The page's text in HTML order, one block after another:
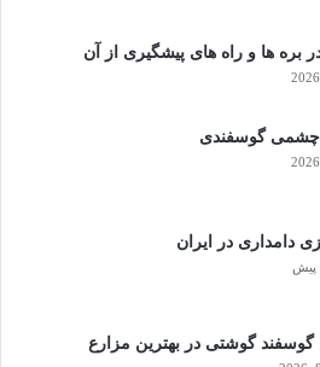
بره ها و راه های پیشگیری از آن
چشمی گوسفندی
دامداری در ایران
گوشتی در بهترین مزارع